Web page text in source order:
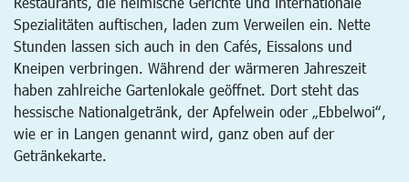
Spezialitäten auftischen, laden zum Verweilen ein. Nette
Stunden lassen sich auch in den Cafés, Eissalons und
Kneipen verbringen. Während der wärmeren Jahreszeit
haben zahlreiche Gartenlokale geöffnet. Dort steht das
hessische Nationalgetränk, der Apfelwein oder „Ebbelwoi“,
wie er in Langen genannt wird, ganz oben auf der
Getränkekarte.